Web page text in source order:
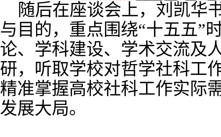
随后在座谈会上，刘凯华
与目的，重点围绕“十五五”
论、学科建设、学术交流及
研， 听取学校对哲学社科工
精准掌握高校社科工作实际
发展大局。